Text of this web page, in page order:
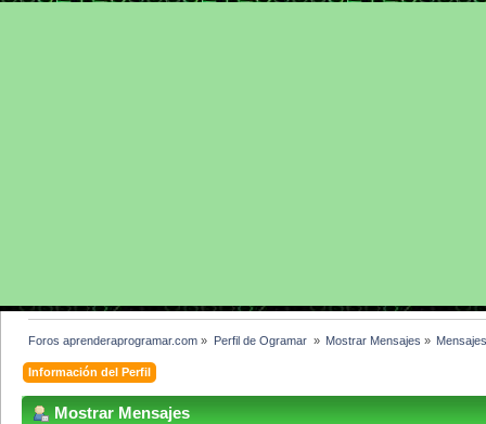
Foros aprenderaprogramar.com » Perfil de Ogramar » Mostrar Mensajes »
Información del Perfil
Mostrar Mensajes